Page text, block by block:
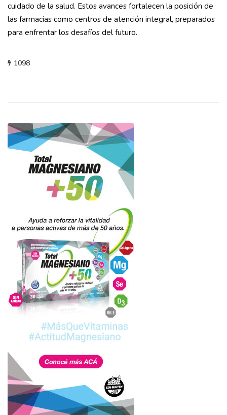
cuidado de la salud. Estos avances fortalecen la posición de
las farmacias como centros de atención integral, preparados
para enfrentar los desafíos del futuro.
1098